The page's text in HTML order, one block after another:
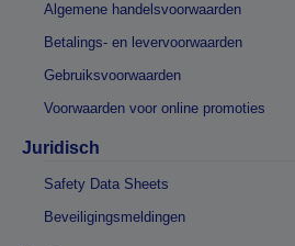
Algemene handelsvoorwaarden
Betalings- en levervoorwaarden
Gebruiksvoorwaarden
Voorwaarden voor online promoties
Juridisch
Safety Data Sheets
Beveiligingsmeldingen